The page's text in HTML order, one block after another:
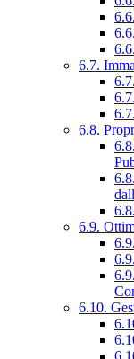
6.7.
6.8.
6.9.
6.10.